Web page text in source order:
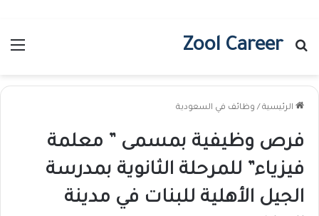
Zool Career
بحث عن
الرئيسية / وظائف في السعودية
فرص وظيفية بمسمى ” معلمة
فيزياء” للمرحلة الثانوية بمدرسة
الجيل الأهلية للبنات في مدينة